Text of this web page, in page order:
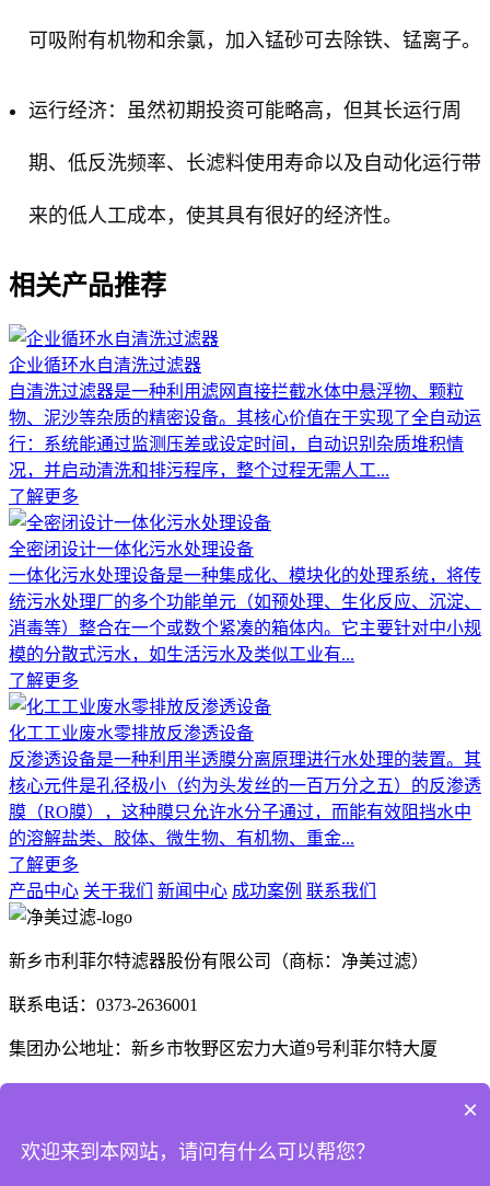
可吸附有机物和余氯，加入锰砂可去除铁、锰离子。
运行经济：虽然初期投资可能略高，但其长运行周
期、低反洗频率、长滤料使用寿命以及自动化运行带
来的低人工成本，使其具有很好的经济性。
相关产品推荐
企业循环水自清洗过滤器
自清洗过滤器是一种利用滤网直接拦截水体中悬浮物、颗粒
物、泥沙等杂质的精密设备。其核心价值在于实现了全自动运
行：系统能通过监测压差或设定时间，自动识别杂质堆积情
况，并启动清洗和排污程序，整个过程无需人工...
了解更多
全密闭设计一体化污水处理设备
一体化污水处理设备是一种集成化、模块化的处理系统，将传
统污水处理厂的多个功能单元（如预处理、生化反应、沉淀、
消毒等）整合在一个或数个紧凑的箱体内。它主要针对中小规
模的分散式污水，如生活污水及类似工业有...
了解更多
化工工业废水零排放反渗透设备
反渗透设备是一种利用半透膜分离原理进行水处理的装置。其
核心元件是孔径极小（约为头发丝的一百万分之五）的反渗透
膜（RO膜），这种膜只允许水分子通过，而能有效阻挡水中
的溶解盐类、胶体、微生物、有机物、重金...
了解更多
产品中心 关于我们 新闻中心 成功案例 联系我们
新乡市利菲尔特滤器股份有限公司（商标：净美过滤）
联系电话：0373-2636001
集团办公地址：新乡市牧野区宏力大道9号利菲尔特大厦
河南省商丘市梁园区晨风大道1号
×
欢迎来到本网站，请问有什么可以帮您？